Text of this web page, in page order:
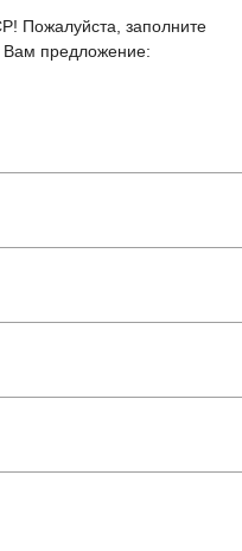
Пожалуйста, заполните
Вам предложение: